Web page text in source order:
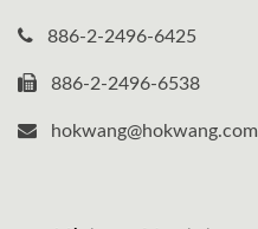
886-2-2496-6425
886-2-2496-6538
hokwang@hokwang.com